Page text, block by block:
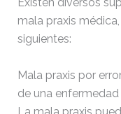
mala praxis
siguientes:
Mala praxis por
de una enfermedad
La mala praxis